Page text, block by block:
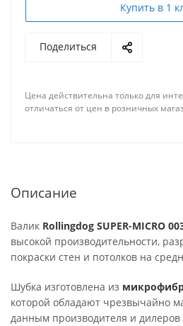
Купить в 1
Поделиться
Цена действительна только для
отличаться от цен в розничных
Описание
Валик Rollingdog SUPER-MICRO
высокой производительности,
покраски стен и потолков на
Шубка изготовлена из
которой обладают чрезвычайно
данным производителя и